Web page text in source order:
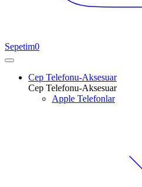
Sepetim0
Cep Telefonu-Aksesuar
Cep Telefonu-Aksesuar
Apple Telefonlar